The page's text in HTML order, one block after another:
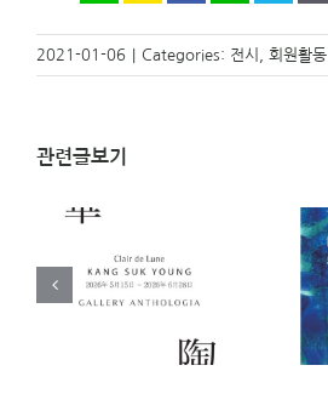
2021-01-06 Categories: 전시 회원활동
관련글보기
[전시 안내]
Hierophany 드러나는
순간 _ 고형지 개인전